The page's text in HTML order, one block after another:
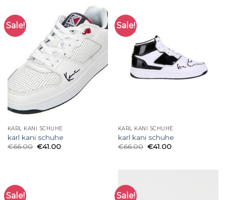
Sale!
KARL KANI SCHUHE
karl kani schuhe
€66.00 €41.00
Sale!
KARL KANI SCHUHE
karl kani schuhe
€66.00 €41.00
Sale! Sale!